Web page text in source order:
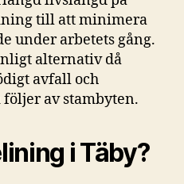
till att minimera
under arbetets gång.
alternativ då
avfall och
av stambyten.
i Täby?